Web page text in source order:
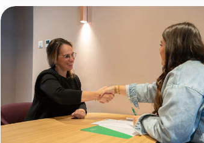
Ben
personeel
aan
te